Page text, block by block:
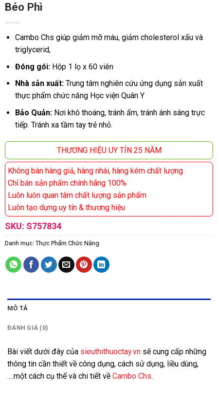
Béo Phì
Cambo Chs giúp giảm mỡ máu, giảm cholesterol xấu và
triglycerid,
Đóng gói: Hộp 1 lọ x 60 viên
Nhà sản xuất: Trung tâm nghiên cứu ứng dụng sản xuất
thực phẩm chức năng Học viện Quân Y
Bảo Quản: Nơi khô thoáng, tránh ẩm, tránh ánh sáng trực
tiếp. Tránh xa tầm tay trẻ nhỏ.
THƯƠNG HIỆU UY TÍN 25 NĂM
Không bán hàng giả, hàng nhái, hàng kém chất lượng
Chỉ bán sản phẩm chính hãng 100%
Luôn luôn quan tâm chất lượng sản phẩm
Luôn tạo dựng uy tín & thương hiệu
SKU: S757834
Danh mục: Thực Phẩm Chức Năng
MÔ TẢ
ĐÁNH GIÁ (0)
Bài viết dưới đây của sieuthithuoctay.vn sẽ cung cấp những
thông tin cần thiết về công dụng, cách sử dụng, liều dùng,
….một cách cụ thể và chi tiết về Cambo Chs.